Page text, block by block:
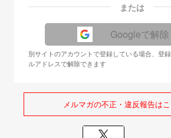
または
Googleで解除
別サイトのアカウントで登録している場合、登
ルアドレスで解除できます
メルマガの不正・違反報告は